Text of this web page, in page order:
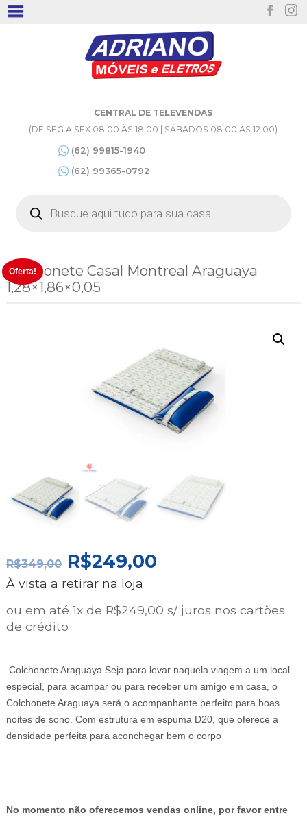
CENTRAL DE TELEVENDAS
(DE SEG A SEX 08:00 ÀS 18:00 | SÁBADOS 08:00 ÀS 12:00)
(62) 99815-1940
(62) 99365-0792
produtos
Colchonete Casal Montreal Araguaya
1,28×1,86×0,05
Oferta!
R$349,00 O
PREÇO
ORIGINAL
ERA:
R$349,00.
R$249,00O
É:
À vista a retirar na loja
ou em até 1x de R$249,00 s/ juros nos cartões
de crédito
Colchonete Araguaya.Seja para levar naquela viagem a um local
especial, para acampar ou para receber um amigo em casa, o
Colchonete Araguaya será o acompanhante perfeito para boas
noites de sono. Com estrutura em espuma D20, que oferece a
densidade perfeita para aconchegar bem o corpo
No momento não oferecemos vendas online, por favor entre